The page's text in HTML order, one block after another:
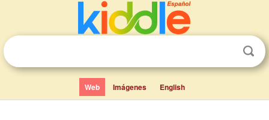
Web Imágenes English